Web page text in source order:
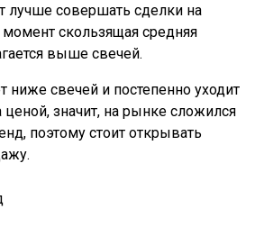
лучше совершать сделки на
момент скользящая средняя
выше свечей.
ниже свечей и постепенно уходит
ценой, значит, на рынке сложился
поэтому стоит открывать